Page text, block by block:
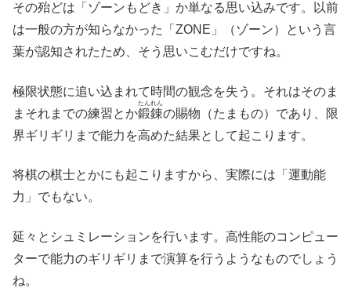
その殆どは「ゾーンもどき」か単なる思い込みです。以前
は一般の方が知らなかった「ZONE」（ゾーン）という言
葉が認知されたため、そう思いこむだけですね。
極限状態に追い込まれて時間の観念を失う。それはそのま
まそれまでの練習とか鍛錬
たんれん
の賜物（たまもの）であり、限
界ギリギリまで能力を高めた結果として起こります。
将棋の棋士とかにも起こりますから、実際には「運動能
力」でもない。
延々とシュミレーションを行います。高性能のコンピュー
ターで能力のギリギリまで演算を行うようなものでしょう
ね。